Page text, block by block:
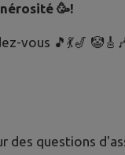
🥳!
vous 🎵💃🎷
des questions